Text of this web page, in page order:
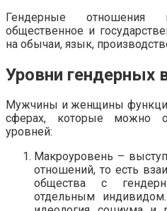
Гендерные отношения
общественное и
на обычаи, язык,
Уровни гендерных
Мужчины и женщины
сферах, которые можно
уровней:
Макроуровень –
отношений, то есть
общества с
отдельным